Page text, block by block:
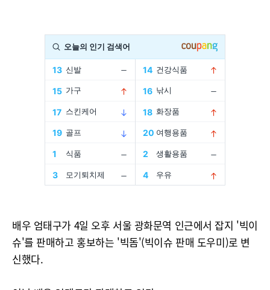
배우 엄태구가 4일 오후 서울 광화문역 인근에서 잡지 '빅이
슈'를 판매하고 홍보하는 '빅돔'(빅이슈 판매 도우미)로 변
신했다.